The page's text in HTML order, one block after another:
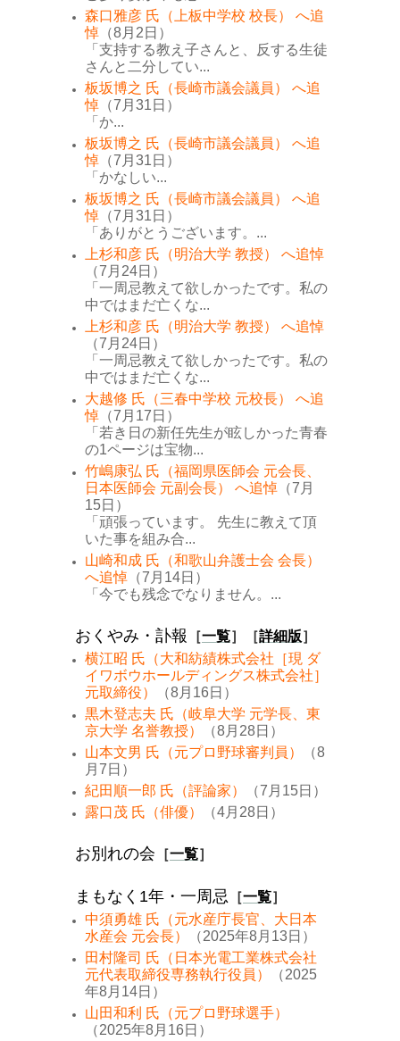
森口雅彦 氏（上板中学校 校長） へ追
悼 （8月2日）
「支持する教え子さんと、反する生徒
さんと二分してい...
板坂博之 氏（長崎市議会議員） へ追
悼 （7月31日）
「か...
板坂博之 氏（長崎市議会議員） へ追
悼 （7月31日）
「かなしい...
板坂博之 氏（長崎市議会議員） へ追
悼 （7月31日）
「ありがとうございます。...
上杉和彦 氏（明治大学 教授） へ追悼
（7月24日）
「一周忌教えて欲しかったです。私の
中ではまだ亡くな...
上杉和彦 氏（明治大学 教授） へ追悼
（7月24日）
「一周忌教えて欲しかったです。私の
中ではまだ亡くな...
大越修 氏（三春中学校 元校長） へ追
悼 （7月17日）
「若き日の新任先生が眩しかった青春
の1ページは宝物...
竹嶋康弘 氏（福岡県医師会 元会長、
日本医師会 元副会長） へ追悼 （7月
15日）
「頑張っています。 先生に教えて頂
いた事を組み合...
山崎和成 氏（和歌山弁護士会 会長）
へ追悼 （7月14日）
「今でも残念でなりません。...
おくやみ・訃報 ［一覧］［詳細版］
横江昭 氏（大和紡績株式会社［現 ダ
イワボウホールディングス株式会社］
元取締役）
（8月16日）
黒木登志夫 氏（岐阜大学 元学長、東
京大学 名誉教授）
（8月28日）
山本文男 氏（元プロ野球審判員）
（8
月7日）
紀田順一郎 氏（評論家）
（7月15日）
露口茂 氏（俳優）
（4月28日）
お別れの会 ［一覧］
まもなく1年・一周忌 ［一覧］
中須勇雄 氏（元水産庁長官、大日本
水産会 元会長）
（2025年8月13日）
田村隆司 氏（日本光電工業株式会社
元代表取締役専務執行役員）
（2025
年8月14日）
山田和利 氏（元プロ野球選手）
（2025年8月16日）